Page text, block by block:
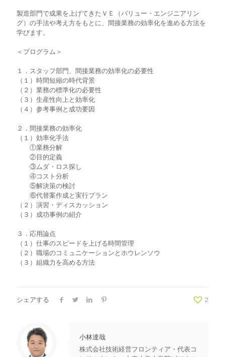
製造部門で成果を上げてきたＶＥ（バリュー・エンジニアリン
グ）の手法や考え方をもとに、間接業務の効率化を進める方法を
学びます。
＜プログラム＞
１．スタッフ部門、間接業務の効率化の必要性
（１）時間短縮の時代背景
（２）業務の標準化の必要性
（３）生産性向上と効率化
（４）参考事例と成功要因
２．間接業務の効率化
（１）効率化手法
①業務分解
②目的定義
③ムダ・ロス探し
④コスト分析
⑤解決策の検討
⑥代替案作成と実行プラン
（２）演習・ディスカッション
（３）成功事例の紹介
３．応用論点
（１）仕事のスピードを上げる時間管理
（２）職場のコミュニケーションとホウレンソウ
（３）組織力を高める方法
シェアする 2
小林達哉
株式会社技術経営フロンティア・代表コ